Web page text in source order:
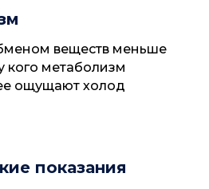
веществ меньше
кого метаболизм
ощущают холод
показания